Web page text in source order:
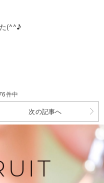
(^^♪
件中
次の記事へ